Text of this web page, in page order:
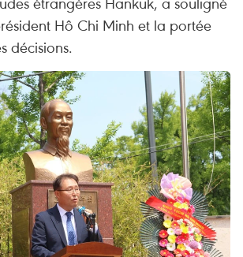
Hô Chi Minh et la portée
décisions.